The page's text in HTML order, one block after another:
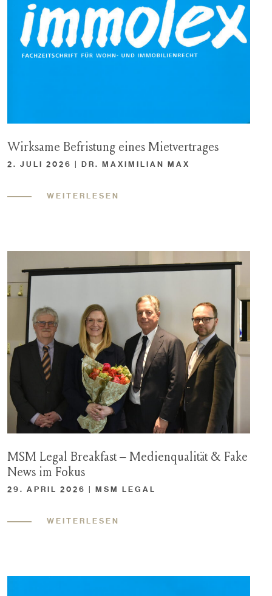
Wirksame Befristung eines Mietvertrages
2. JULI 2026 | DR. MAXIMILIAN MAX
WEITERLESEN
MSM Legal Breakfast – Medienqualität & Fake
News im Fokus
29. APRIL 2026 | MSM LEGAL
WEITERLESEN